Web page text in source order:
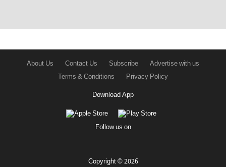
About Us Contact Us Subscribe
Advertise with us
Terms & Conditions
Privacy Policy
Download App
Follow us on
Copyright © 2026